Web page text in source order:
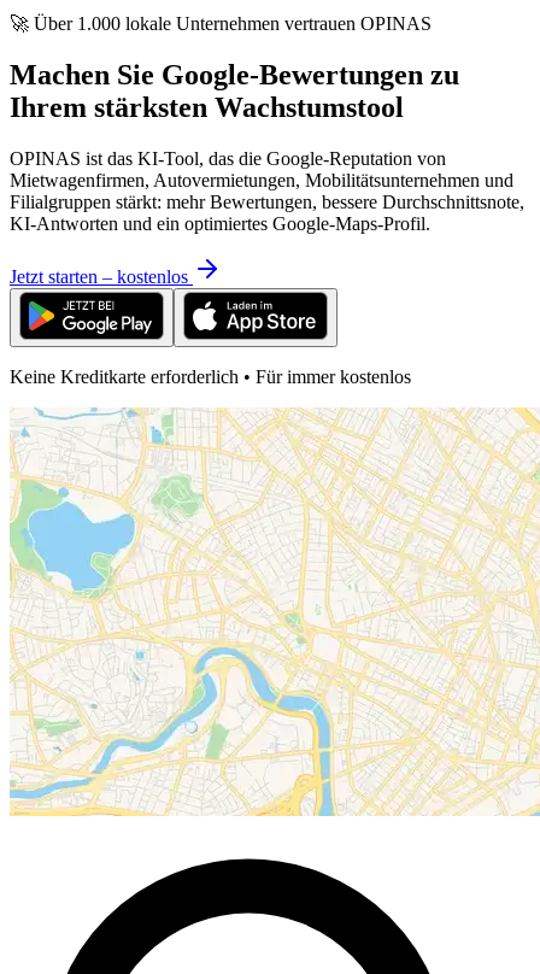
🚀 Über 1.000 lokale Unternehmen vertrauen OPINAS
Machen Sie Google-Bewertungen zu
Ihrem stärksten Wachstumstool
OPINAS ist das KI-Tool, das die Google-Reputation von
Mietwagenfirmen, Autovermietungen, Mobilitätsunternehmen und
Filialgruppen stärkt: mehr Bewertungen, bessere Durchschnittsnote,
KI-Antworten und ein optimiertes Google-Maps-Profil.
Jetzt starten – kostenlos
Keine Kreditkarte erforderlich • Für immer kostenlos